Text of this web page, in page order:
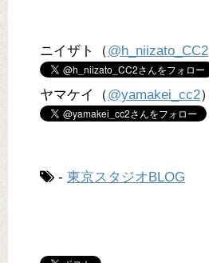
ニイザト（@h_niizato_CC2
ヤマケイ（@yamakei_cc2）
- 東京スタジオBLOG